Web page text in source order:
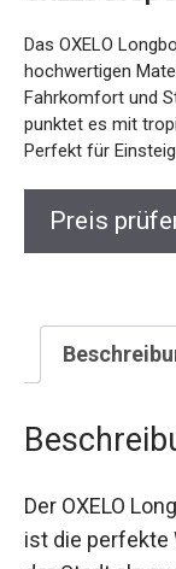
hochwertigen
Fahrkomfort und
punktet es mit
Perfekt für
Trees ist die
sowohl in der